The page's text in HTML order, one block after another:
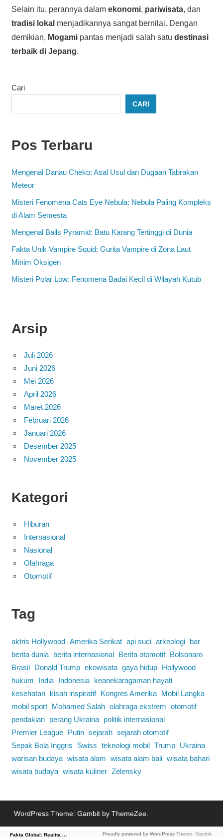
Selain itu, perannya dalam ekonomi, pariwisata, dan
tradisi lokal menjadikannya sangat bernilai. Dengan
demikian, Mogamipantas menjadi salah satu destinasi
terbaik di Jepang.
Cari
CARI
Pos Terbaru
Mengenal Danau Cheko: Asal Usul dan Dugaan Tabrakan
Meteor
Misteri Fenomena Cats Eye Nebula: Nebula Paling Kompleks
di Alam Semesta
Mengenal Balls Pyramid: Batu Karang Tertinggi di Dunia
Fakta Unik Vampire Squid: Gurita Vampire di Zona Laut
Minim Oksigen
Misteri Polar Low: Fenomena Badai Kecil di Wilayah Kutub
Arsip
Juli 2026
Juni 2026
Mei 2026
April 2026
Maret 2026
Februari 2026
Januari 2026
Desember 2025
November 2025
Kategori
Hiburan
Internasional
Nasional
Olahraga
Otomotif
Tag
aktris Hollywood Amerika Serikat api suci arkeologi
bar
berita dunia
berita internasional Berita otomotif
Bolsonaro
Brasil
Donald Trump ekowisata gaya hidup
Hollywood
hukum
India Indonesia
keanekaragaman hayati
kesehatan
kisah inspiratif Kongres Amerika
Mobil Langka
mobil sport
Mohamed Salah olahraga ekstrem otomotif
pendakian
perang Ukraina
politik internasional
Premier League
Putin sejarah sejarah otomotif
Sepak Bola Inggris
Swiss teknologi mobil Trump
Ukraina
warisan budaya wisata alam wisata alam bali wisata bahari
wisata budaya wisata kuliner Zelensky
WordPress Theme: Gambit by ThemeZee.
F
akta Global: Realitas Dunia dalam Berita Proudly powered by WordPress Theme: Gambit.